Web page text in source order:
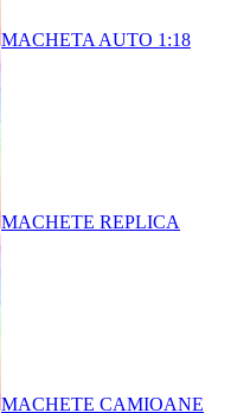
MACHETA AUTO 1:18
MACHETE REPLICA
MACHETE CAMIOANE